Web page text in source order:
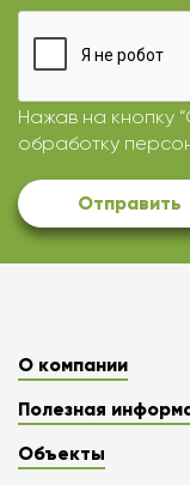
Нажав на кнопку
обработку
Отправить
О компании
Полезная
Объекты